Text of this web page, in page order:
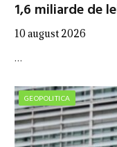
1,6 miliarde de
10 august 2026
…
GEOPOLITICA